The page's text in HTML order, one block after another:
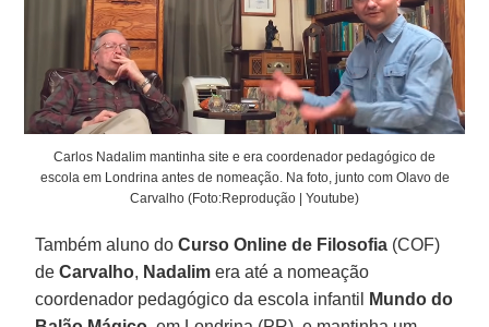
Carlos Nadalim mantinha site e era coordenador pedagógico de
escola em Londrina antes de nomeação. Na foto, junto com Olavo de
Carvalho (Foto:Reprodução | Youtube)
Também aluno doCurso Online de Filosofia (COF)
deCarvalho, Nadalim era até a nomeação
coordenador pedagógico da escola infantil
Mundo do